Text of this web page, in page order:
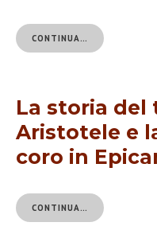
CONTINUA…
La storia del
Aristotele e
coro in
CONTINUA…